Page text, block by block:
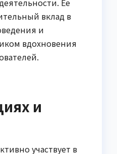
вклад в
и
вдохновения
и
участвует в